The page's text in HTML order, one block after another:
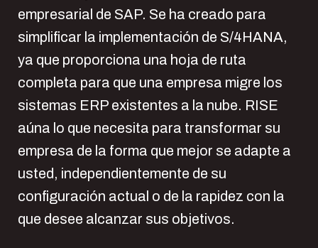
empresarial de SAP. Se ha creado para
simplificar la implementación de S/4HANA,
ya que proporciona una hoja de ruta
completa para que una empresa migre los
sistemas ERP existentes a la nube. RISE
aúna lo que necesita para transformar su
empresa de la forma que mejor se adapte a
usted, independientemente de su
configuración actual o de la rapidez con la
que desee alcanzar sus objetivos.